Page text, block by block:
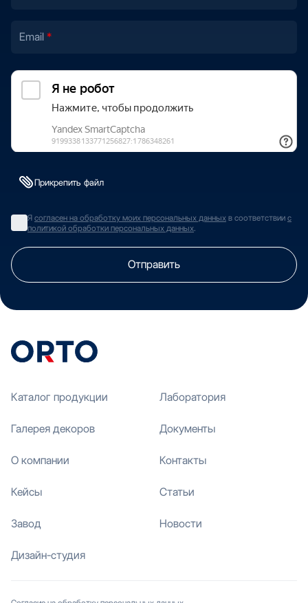
Email
Прикрепить файл
Я согласен на обработку моих персональных данных в соответствии с
политикой обработки персональных данных.
Отправить
Каталог продукции
Галерея декоров
О компании
Кейсы
Завод
Дизайн-студия
Лаборатория
Документы
Контакты
Статьи
Новости